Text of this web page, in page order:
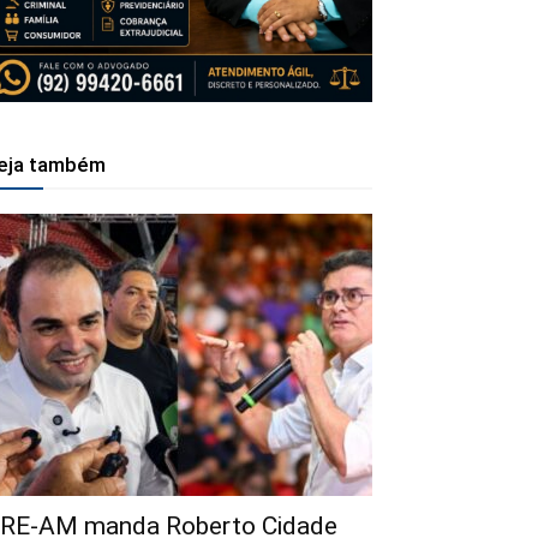
também
AM manda Roberto Cidade